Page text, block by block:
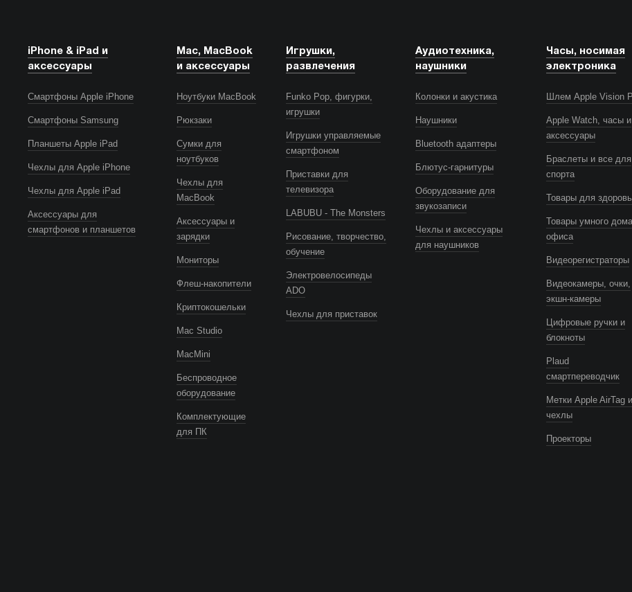
iPhone & iPad и
аксессуары
Смартфоны Apple iPhone
Смартфоны Samsung
Планшеты Apple iPad
Чехлы для Apple iPhone
Чехлы для Apple iPad
Аксессуары для
смартфонов и планшетов
Mac, MacBook
и аксессуары
Ноутбуки MacBook
Рюкзаки
Сумки для
ноутбуков
Чехлы для
MacBook
Аксессуары и
зарядки
Мониторы
Флеш-накопители
Криптокошельки
Mac Studio
MacMini
Беспроводное
оборудование
Комплектующие
для ПК
Игрушки,
развлечения
Funko Pop, фигурки,
игрушки
Игрушки управляемые
смартфоном
Приставки для
телевизора
LABUBU - The Monsters
Рисование, творчество,
обучение
Электровелосипеды
ADO
Чехлы для приставок
Аудиотехника,
наушники
Колонки и акустика
Наушники
Bluetooth адаптеры
Блютус-гарнитуры
Оборудование для
звукозаписи
Чехлы и аксессуары
для наушников
Часы, носимая
электроника
Шлем Apple Vision
Apple Watch, часы и
аксессуары
Браслеты и все для
спорта
Товары для
Товары умного
офиса
Видеорегистраторы
Видеокамеры, очки,
экшн-камеры
Цифровые ручки и
блокноты
Plaud
смартпереводчик
Метки Apple AirTag и
чехлы
Проекторы